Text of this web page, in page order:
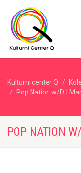
Kulturni center Q
Pop Nation w/DJ
POP NATION